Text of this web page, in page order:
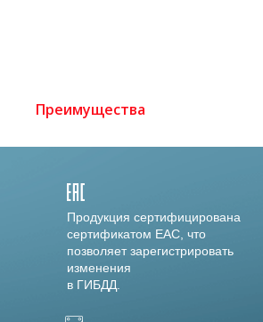
Продукция сертифицирована
сертификатом EAC, что
позволяет зарегистрировать
изменения
в ГИБДД.